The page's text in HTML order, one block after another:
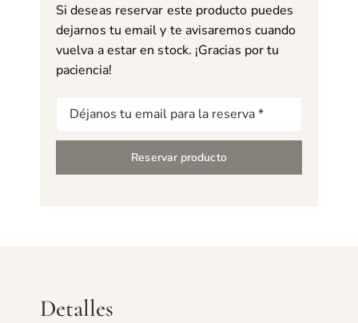
Forest
cantidad
Si deseas reservar este producto puedes
dejarnos tu email y te avisaremos cuando
vuelva a estar en stock. ¡Gracias por tu
paciencia!
Correo
electrónico
Reservar producto
Detalles